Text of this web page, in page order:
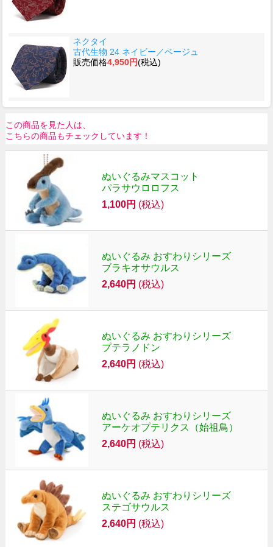
ネクタイ
古代生物 24 ネイビー／ベージュ
販売価格4,950円(税込)
この商品を見た人は、
こちらの商品もチェックしています！
ぬいぐるみマスコット
パラサウロロフス
1,100円 (税込)
ぬいぐるみ おすわりシリーズ
ブラキオサウルス
2,640円 (税込)
ぬいぐるみ おすわりシリーズ
プテラノドン
2,640円 (税込)
ぬいぐるみ おすわりシリーズ
アーケオプテリクス（始祖鳥）
2,640円 (税込)
ぬいぐるみ おすわりシリーズ
ステゴサウルス
2,640円 (税込)